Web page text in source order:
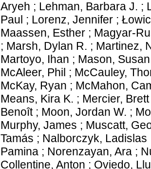
Aryeh ; Lehman, Barbara J. ;
Paul ; Lorenz, Jennifer ;
Maassen, Esther ; Magyar-
; Marsh, Dylan R. ; Martinez,
Martoyo, Ihan ; Mason,
McAleer, Phil ; McCauley,
McKay, Ryan ; McMahon,
Means, Kira K. ; Mercier, Brett
Benoît; Moon, Jordan W. ;
Murphy, James ; Muscatt,
Tamás ; Nalborczyk, Ladislas
Pamina ; Norenzayan, Ara ;
Collentine, Anton ; Oviedo,